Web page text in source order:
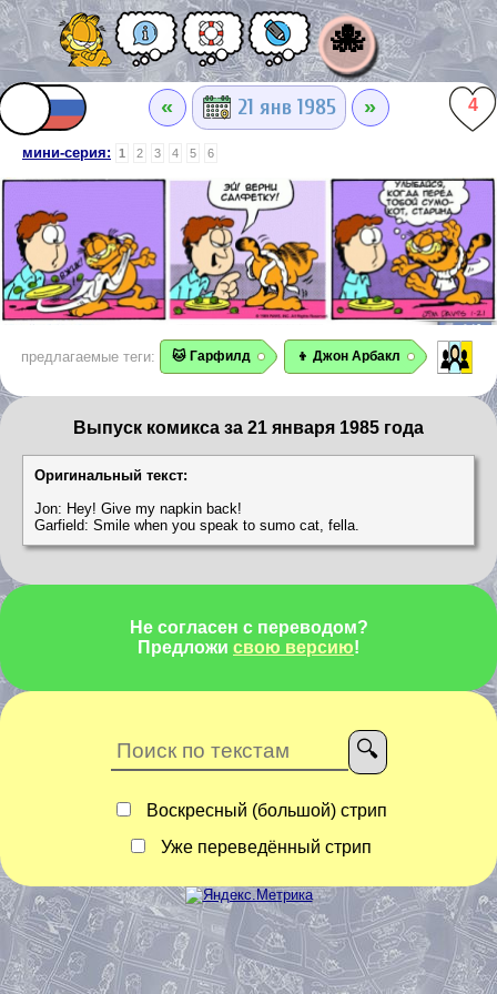
🐙
« 21 янв 1985 » 4
мини-серия: 1 2 3 4 5 6
предлагаемые теги: 🐱 Гарфилд 👦 Джон Арбакл
Выпуск комикса за 21 января 1985 года
Оригинальный текст:
Jon: Hey! Give my napkin back!
Garfield: Smile when you speak to sumo cat, fella.
Не согласен с переводом?
Предложи свою версию!
Воскресный (большой) стрип
Уже переведённый стрип